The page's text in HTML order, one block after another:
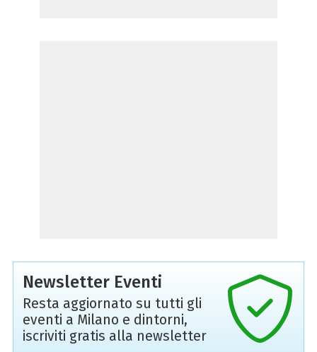
Newsletter Eventi
Resta aggiornato su tutti gli
eventi a Milano e dintorni,
iscriviti gratis alla newsletter